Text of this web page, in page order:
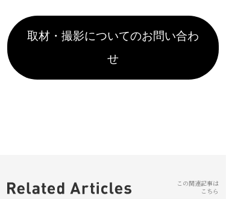
取材・撮影についてのお問い合わ
せ
この関連記事は
こちら